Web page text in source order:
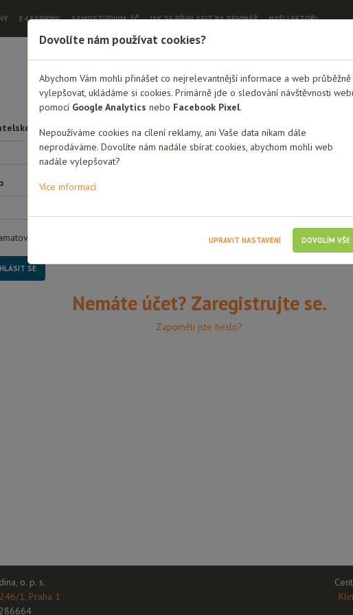
E-LEARNING SAMOSTUDIUM JAK SE PŘIHLÁSIT NA SEMINÁŘ NAŠI LEKTOŘI
Dobrá rodina - semináře
Přihlášení
jméno / Email
si mě
Nemáte účet? Zaregistrujte se.
Zapoměli jste heslo?
o. p. s.
1, Praha 1
Dovolíte nám používat cookies?
Abychom Vám mohli přinášet co nejrelevantnější informace a web průběžně
vylepšovat, ukládáme si cookies. Primárně jde o sledování návštěvnosti
pomocí Google Analytics nebo Facebook Pixel.
Nepoužíváme cookies na cílení reklamy, ani Vaše data nikam dále
neprodáváme. Dovolíte nám nadále sbírat cookies, abychom mohli web
nadále vylepšovat?
Více informací
UPRAVIT NASTAVENÍ DOVOLÍM VŠE